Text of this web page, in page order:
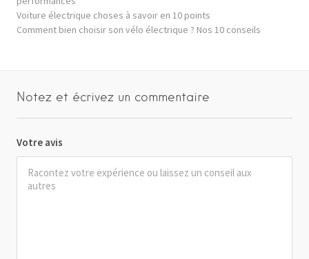
Voiture électrique choses à savoir en 10 points
Comment bien choisir son vélo électrique ? Nos 10 conseils
Notez et écrivez un commentaire
Votre avis